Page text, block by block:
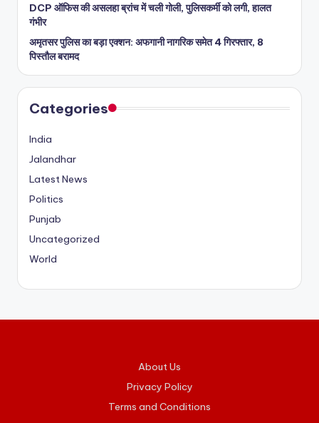
DCP ऑफिस की असलहा ब्रांच में चली गोली, पुलिसकर्मी को लगी, हालत
गंभीर
अमृतसर पुलिस का बड़ा एक्शन: अफगानी नागरिक समेत 4 गिरफ्तार, 8
पिस्तौल बरामद
Categories
India
Jalandhar
Latest News
Politics
Punjab
Uncategorized
World
About Us
Privacy Policy
Terms and Conditions